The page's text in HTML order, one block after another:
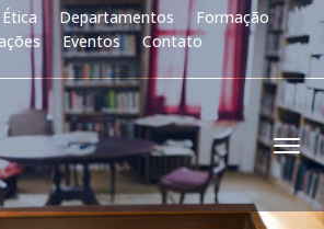
Ética Departamentos
Formação
Eventos Contato